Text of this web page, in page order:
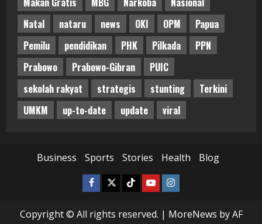
Natal
nataru news OKI OPM
Papua
Pemilu
pendidikan PHK Pilkada
PPN
Prabowo
Prabowo-Gibran
PUIC
sekolah rakyat
strategis stunting
Terkini
UMKM
up-to-date update viral
Business Sports Stories Health Blog
Facebook
TwitterTiktokYoutubeInstagram
Copyright © All rights reserved. | MoreNews by AF